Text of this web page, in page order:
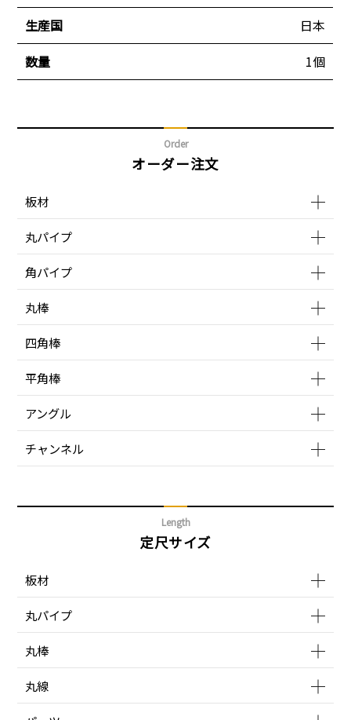
生産国
日本
数量
1個
Order
オーダー注文
板材
丸パイプ
角パイプ
丸棒
四角棒
平角棒
アングル
チャンネル
Length
定尺サイズ
板材
丸パイプ
丸棒
丸線